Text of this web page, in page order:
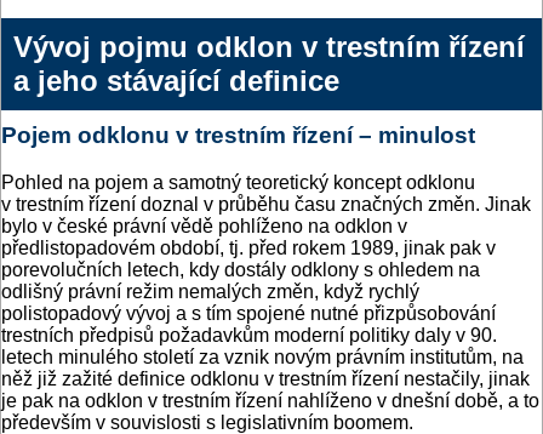
Vývoj pojmu odklon v trestním řízení
a jeho stávající definice
Pojem odklonu v trestním řízení – minulost
Pohled na pojem a samotný teoretický koncept odklonu
v trestním řízení doznal v průběhu času značných změn. Jinak
bylo v české právní vědě pohlíženo na odklon v
předlistopadovém období, tj. před rokem 1989, jinak pak v
porevolučních letech, kdy dostály odklony s ohledem na
odlišný právní režim nemalých změn, když rychlý
polistopadový vývoj a s tím spojené nutné přizpůsobování
trestních předpisů požadavkům moderní politiky daly v 90.
letech minulého století za vznik novým právním institutům, na
něž již zažité definice odklonu v trestním řízení nestačily, jinak
je pak na odklon v trestním řízení nahlíženo v dnešní době, a to
především v souvislosti s legislativním boomem.